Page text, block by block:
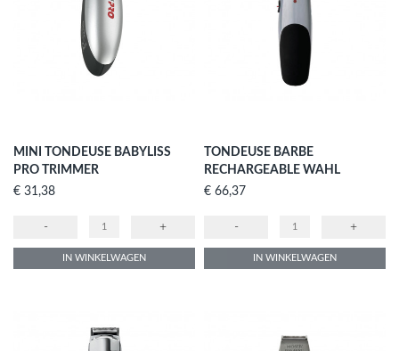
MINI TONDEUSE BABYLISS
PRO TRIMMER
Prijs
€ 31,38
- +
IN WINKELWAGEN
TONDEUSE BARBE
RECHARGEABLE WAHL
Prijs
€ 66,37
- +
IN WINKELWAGEN